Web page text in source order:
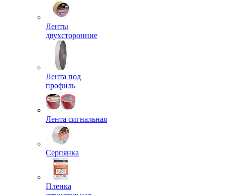
Ленты
двухсторонние
Лента под
профиль
Лента сигнальная
Серпянка
Пленка